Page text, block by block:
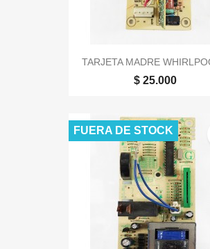
TARJETA MADRE
$ 25.000
FUERA DE STOCK